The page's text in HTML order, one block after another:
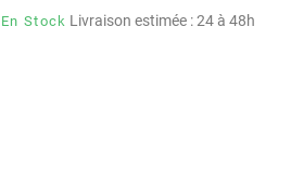
En Stock Livraison estimée : 24 à 48h